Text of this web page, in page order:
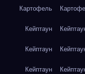
Картофель
Кейптаун
Кейптаун
Кейптаун